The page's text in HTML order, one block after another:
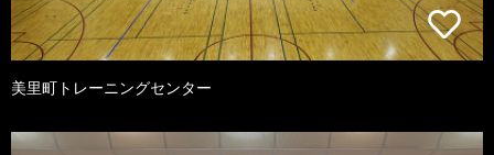
美里町トレーニングセンター